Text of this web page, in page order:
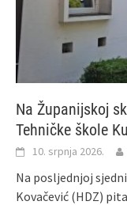
Na Županijskoj
Tehničke škole
10. srpnja 2026.
Na posljednjoj
Kovačević (HDZ)